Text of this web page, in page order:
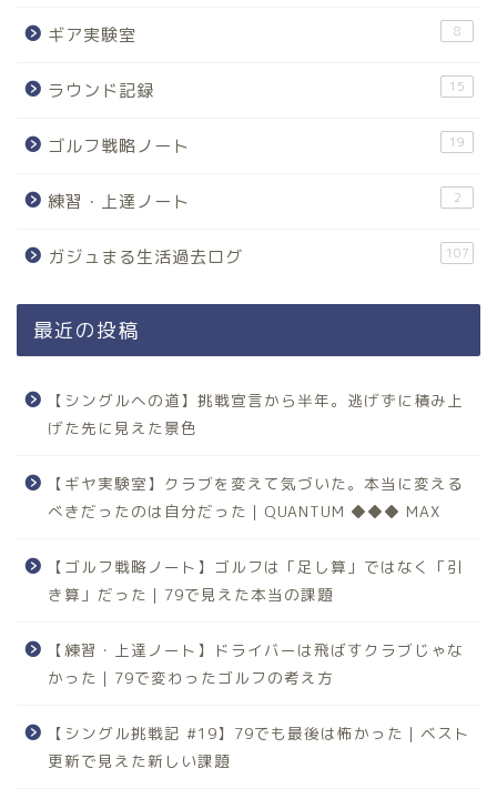
ギア実験室 8
ラウンド記録 15
ゴルフ戦略ノート 19
練習・上達ノート 2
ガジュまる生活過去ログ 107
最近の投稿
【シングルへの道】挑戦宣言から半年。逃げずに積み上
げた先に見えた景色
【ギヤ実験室】クラブを変えて気づいた。本当に変える
べきだったのは自分だった｜QUANTUM ◆◆◆ MAX
【ゴルフ戦略ノート】ゴルフは「足し算」ではなく「引
き算」だった｜79で見えた本当の課題
【練習・上達ノート】ドライバーは飛ばすクラブじゃな
かった｜79で変わったゴルフの考え方
【シングル挑戦記 #19】79でも最後は怖かった｜ベスト
更新で見えた新しい課題